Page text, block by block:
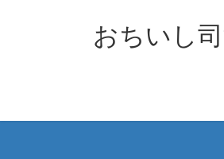
ス
ン
おちいし